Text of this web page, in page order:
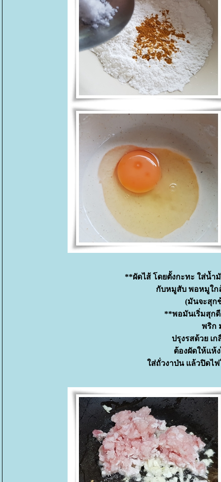
**ผัดไส้ โดยตั้งกะทะ ใส่น้ำ
กับหมูสับ พอหมูใก
(มันจะสุก
**พอมันเริ่มสุก
พริก
ปรุงรสด้วย เ
ต้องผัดให้แห้
ส่ถั่วงาป่น แล้วปิดไ